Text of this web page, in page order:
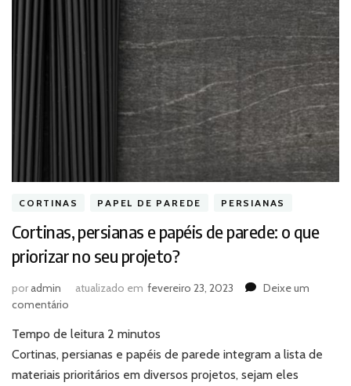
CORTINAS PAPEL DE PAREDE PERSIANAS
Cortinas, persianas e papéis de parede: o que
priorizar no seu projeto?
poradmin atualizado em fevereiro 23, 2023
Deixe um
comentário
persianas
e
papéis
Tempo de leitura 2 minutos
Cortinas, persianas e papéis de parede integram a lista de
materiais prioritários em diversos projetos, sejam eles